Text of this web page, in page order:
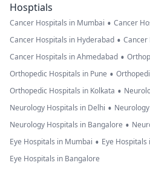
Hosptials
Cancer Hospitals in Mumbai • Cancer
Cancer Hospitals in Hyderabad • Cancer
Cancer Hospitals in Ahmedabad •
Orthopedic Hospitals in Pune •
Orthopedic Hospitals in Kolkata •
Neurology Hospitals in Delhi •
Neurology Hospitals in Bangalore •
Eye Hospitals in Mumbai • Eye Hospitals
Eye Hospitals in Bangalore